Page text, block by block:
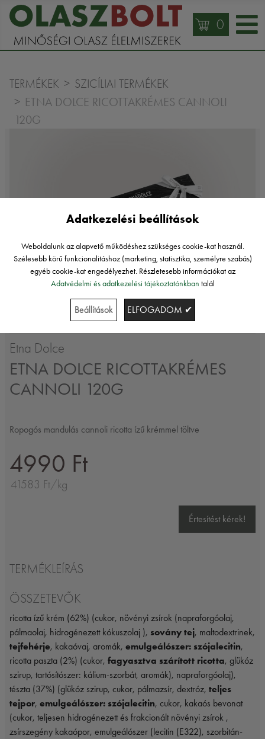
0
TERMÉKEK SZICÍLIAI TERMÉKEK
ETNA DOLCE RICOTTAKRÉMES CANNOLI
120G
Etna Dolce
ETNA DOLCE RICOTTAKRÉMES
CANNOLI 120G
Ropogós mandulás cannoli ricotta ízű krémmel töltve
4990 Ft
41583 Ft/kg
Értesítést kérek!
TERMÉKLEÍRÁS
ÖSSZETEVŐK
ricotta ízű krém (62%) (cukor, növényi zsírok (napraforgóolaj,
pálmaolaj, hidrogénezett kókuszolaj ), sovány tej, maltodextrinek,
tejfehérje, kakaóvaj, aromák, emulgeálószer: szójalecitin,
ricotta paszta (2%) (cukor, fagyasztva szárított ricotta, glükóz
szirup, tartósítószer: kálium-szorbát, aromák), napraforgóolaj),
tészta (37%) (glükóz szirup, cukor, pálmazsír, dextróz, teljes
tejpor, emulgeálószer: szójalecitin, cukor, kakaós bevonat
(cukor, teljesen hidrogénezett és frakcionált növényi zsírok ,
zsírszegény kakaópor, emulgeálószer (lecitin (E322), szorbitán-
Adatkezelési beállítások
Weboldalunk az alapvető működéshez szükséges cookie-kat használ.
Szélesebb körű funkcionalitáshoz (marketing, statisztika, személyre szabás)
egyéb cookie-kat engedélyezhet. Részletesebb információkat az
Adatvédelmi és adatkezelési tájékoztatónkban talál
Beállítások ELFOGADOM ✔